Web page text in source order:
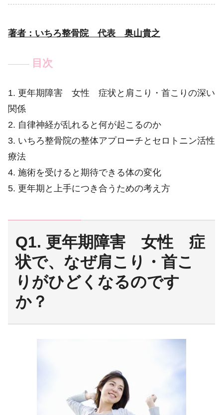
著者：いちろ整骨院 代表 奥山貴之
目次
1. 更年期障害 女性 症状と肩こり・首こりの深い
関係
2. 自律神経が乱れると何が起こるのか
3. いちろ整骨院の整体アプローチとセロトニン活性
療法
4. 施術を受けると期待できる体の変化
5. 更年期と上手につき合うための考え方
Q1. 更年期障害 女性 症
状で、なぜ肩こり・首こ
りがひどくなるのです
か？